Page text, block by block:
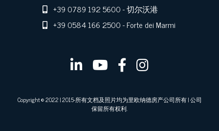
+39 0789 192 5600- 切尔沃港
+39 0584 166 2500- Forte dei Marmi
Copyright © 2022 | 2015-所有文档及照片均为里欧纳德房产公司所有 | 公司
保留所有权利.